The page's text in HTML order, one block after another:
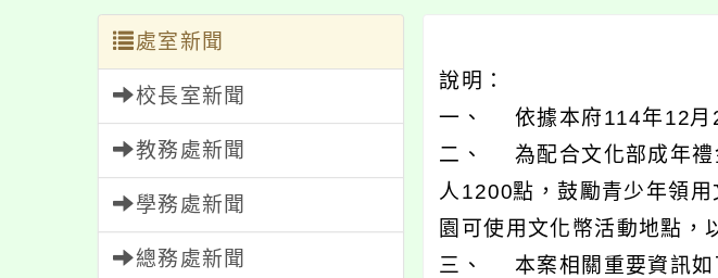
處室新聞
校長室新聞
教務處新聞
學務處新聞
總務處新聞
說明：
一、 依據本府114年12月
二、 為配合文化部成年禮
人1200點，鼓勵青少年領
園可使用文化幣活動地點，
三、 本案相關重要資訊如